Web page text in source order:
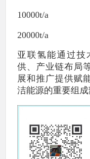
10000t/a
20000t/a
亚联氢能通过技
供、产业链布局
展和推广提供赋
洁能源的重要组成